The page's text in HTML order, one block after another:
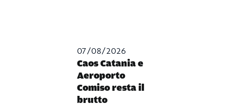
07/08/2026
Caos Catania e
Aeroporto
Comiso resta il
brutto